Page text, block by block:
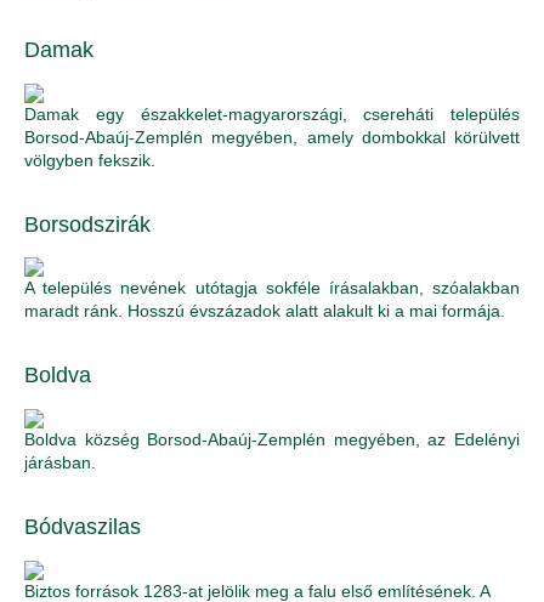
Damak
Damak egy északkelet-magyarországi, csereháti település
Borsod-Abaúj-Zemplén megyében, amely dombokkal körülvett
völgyben fekszik.
Borsodszirák
A település nevének utótagja sokféle írásalakban, szóalakban
maradt ránk. Hosszú évszázadok alatt alakult ki a mai formája.
Boldva
Boldva község Borsod-Abaúj-Zemplén megyében, az Edelényi
járásban.
Bódvaszilas
Biztos források 1283-at jelölik meg a falu első említésének. A